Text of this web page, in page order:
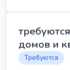
домов и
Требуются